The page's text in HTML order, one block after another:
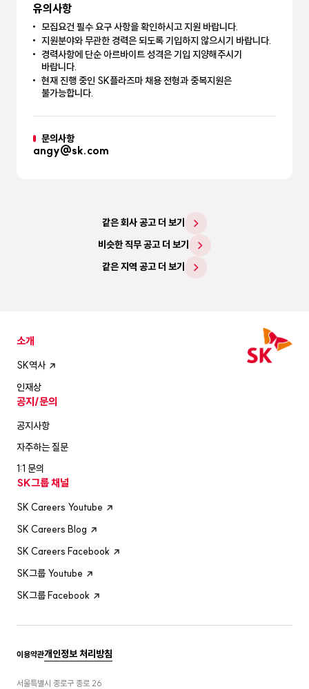
유의사항
모집요건 필수 요구 사항을 확인하시고 지원 바랍니다.
지원분야와 무관한 경력은 되도록 기입하지 않으시기 바랍니다.
경력사항에 단순 아르바이트 성격은 기입 지양해주시기
바랍니다.
현재 진행 중인 SK플라즈마 채용 전형과 중복지원은
불가능합니다.
문의사항
angy@sk.com
같은 회사 공고 더 보기
비슷한 직무 공고 더 보기
같은 지역 공고 더 보기
소개
SK역사
인재상
공지/문의
공지사항
자주하는 질문
1:1 문의
SK그룹 채널
SK Careers Youtube
SK Careers Blog
SK Careers Facebook
SK그룹 Youtube
SK그룹 Facebook
이용약관개인정보 처리방침
서울특별시 종로구 종로 26